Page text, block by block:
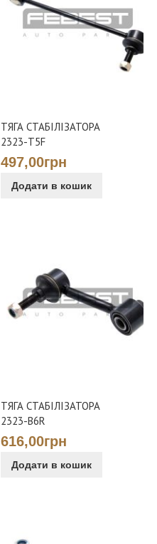
ТЯГА СТАБІЛІЗАТОРА
2323-T5F
497,00грн
Додати в кошик
ТЯГА СТАБІЛІЗАТОРА
2323-B6R
616,00грн
Додати в кошик